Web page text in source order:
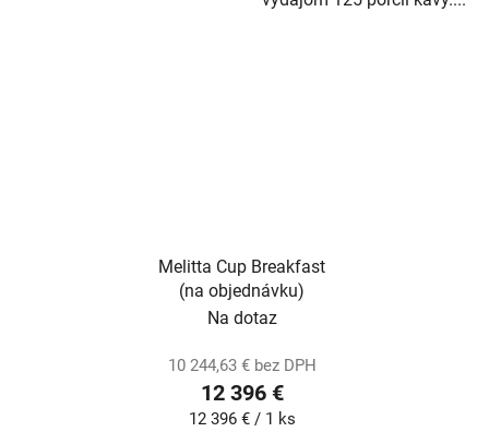
Melitta Cup Breakfast
(na objednávku)
Na dotaz
10 244,63 € bez DPH
12 396 €
Jednotková
12 396 € / 1 ks